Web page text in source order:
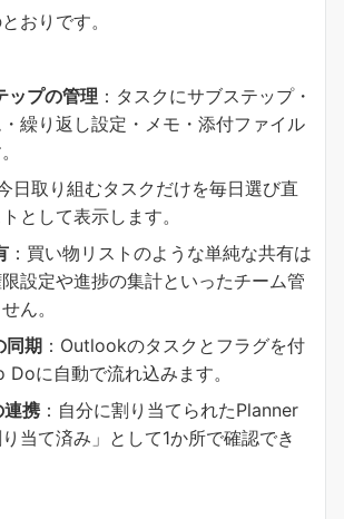
おりです。
ップの管理​ ​：タスクにサブステップ・
繰り返し設定・メモ・添付ファイル
日取り組むタスクだけを毎日選び直
として表示します。
​：買い物リストのような単純な共有は
設定や進捗の集計といったチーム管
ん。
同期​ ​：Outlookのタスクとフラグを付
Doに自動で流れ込みます。
携​ ​：自分に割り当てられたPlanner
当て済み」として1か所で確認でき